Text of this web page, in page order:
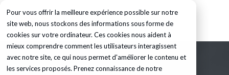
Pour vous offrir la meilleure expérience possible sur notre
site web, nous stockons des informations sous forme de
cookies sur votre ordinateur. Ces cookies nous aident à
mieux comprendre comment les utilisateurs interagissent
avec notre site, ce qui nous permet d'améliorer le contenu et
les services proposés. Prenez connaissance de notre